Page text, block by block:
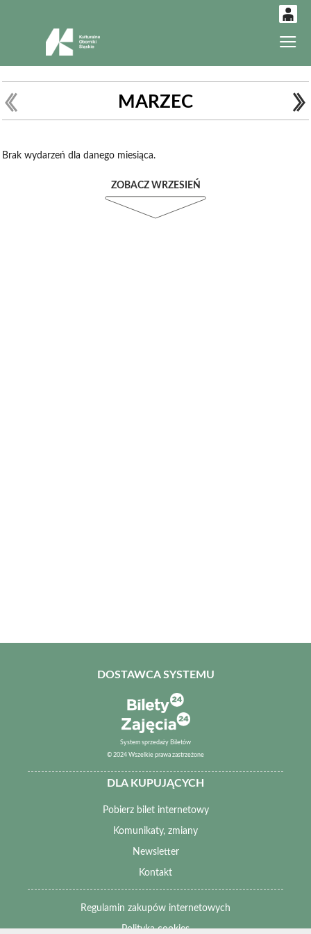
PLN
MARZEC
Brak wydarzeń dla danego miesiąca.
ZOBACZ WRZESIEŃ
DOSTAWCA SYSTEMU
System sprzedaży Biletów
© 2024 Wszelkie prawa zastrzeżone
DLA KUPUJĄCYCH
Pobierz bilet internetowy
Komunikaty, zmiany
Newsletter
Kontakt
Regulamin zakupów internetowych
Polityka cookies